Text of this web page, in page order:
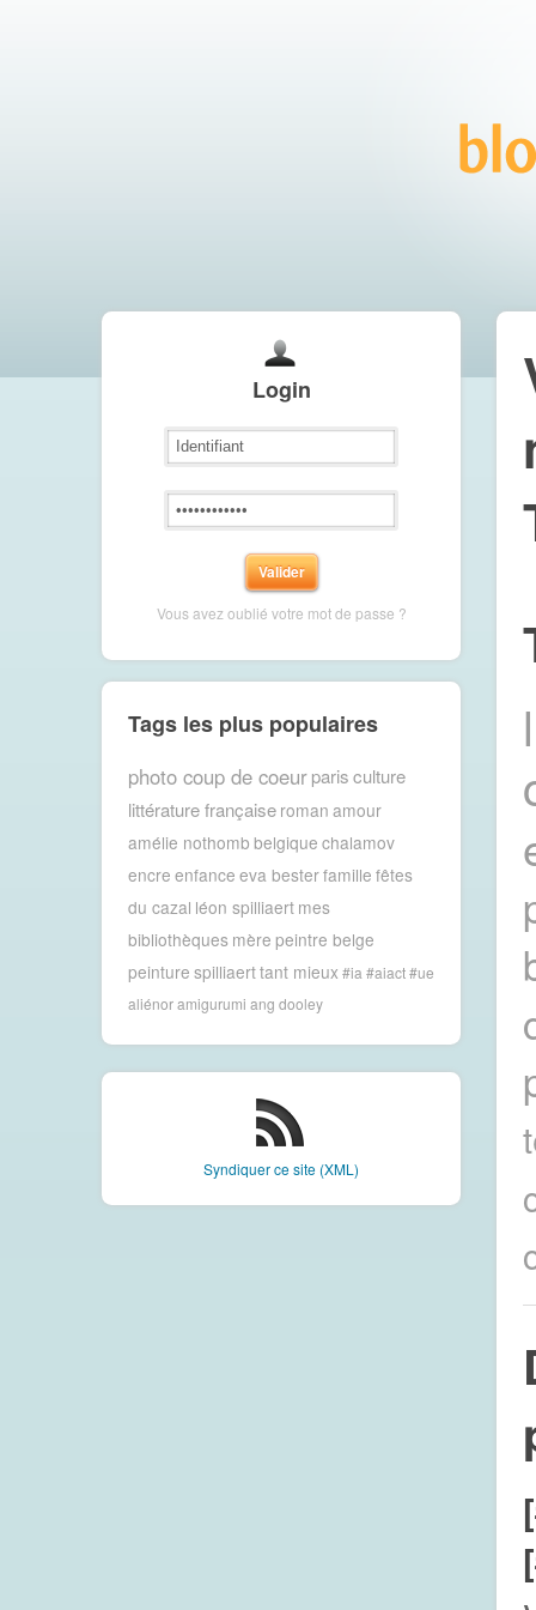
Login
Vous avez oublié votre mot de passe ?
Tags les plus populaires
photo coup de coeur parisculture
littérature française roman amour
amélie nothomb belgique chalamov
encre enfance eva besterfamille fêtes
du cazal léon spilliaert mes
bibliothèques mère peintre belge
peinture spilliaerttant mieux #ia #aiact #ue
aliénor amigurumi ang dooley
Syndiquer ce site (XML)